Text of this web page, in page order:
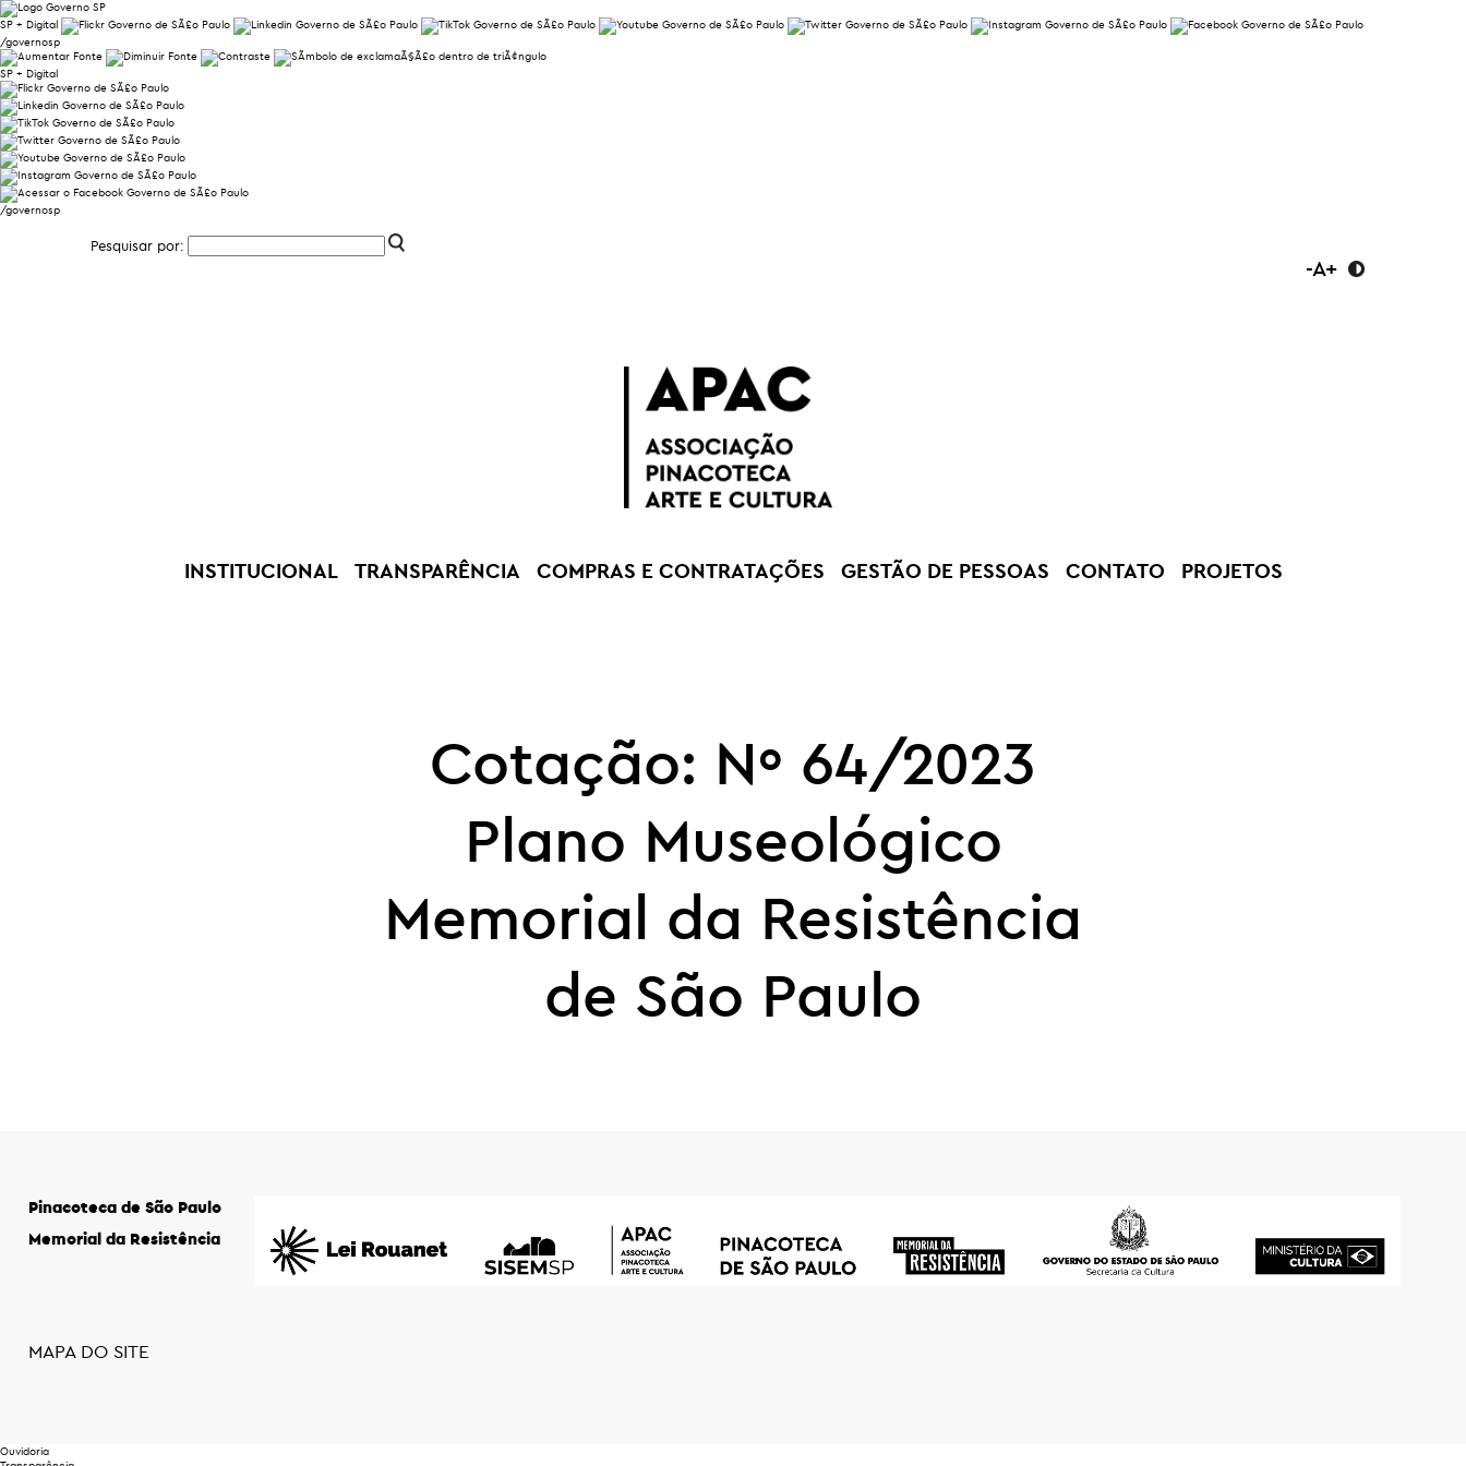
SP + Digital
/governosp
SP + Digital
/governosp
Pesquisar por:
-A+
INSTITUCIONAL TRANSPARÊNCIA COMPRAS E CONTRATAÇÕES GESTÃO DE PESSOAS CONTATO PROJETOS
Cotação: Nº 64/2023
Plano Museológico
Memorial da Resistência
de São Paulo
Pinacoteca de São Paulo
Memorial da Resistência
MAPA DO SITE
Ouvidoria